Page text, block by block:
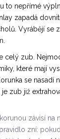
to nepřímé
zapadá
Vyrábějí se
celý zub.
které mají
se nasadí
zub již
závisí na
zní: